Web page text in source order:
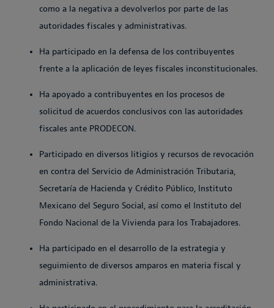
como a la negativa a devolverlos por parte de las
autoridades fiscales y administrativas.
Ha participado en la defensa de los contribuyentes
frente a la aplicación de leyes fiscales inconstitucionales.
Ha apoyado a contribuyentes en los procesos de
solicitud de acuerdos conclusivos con las autoridades
fiscales ante PRODECON.
Participado en diversos litigios y recursos de revocación
en contra del Servicio de Administración Tributaria,
Secretaría de Hacienda y Crédito Público, Instituto
Mexicano del Seguro Social, así como el Instituto del
Fondo Nacional de la Vivienda para los Trabajadores.
Ha participado en el desarrollo de la estrategia y
seguimiento de diversos amparos en materia fiscal y
administrativa.